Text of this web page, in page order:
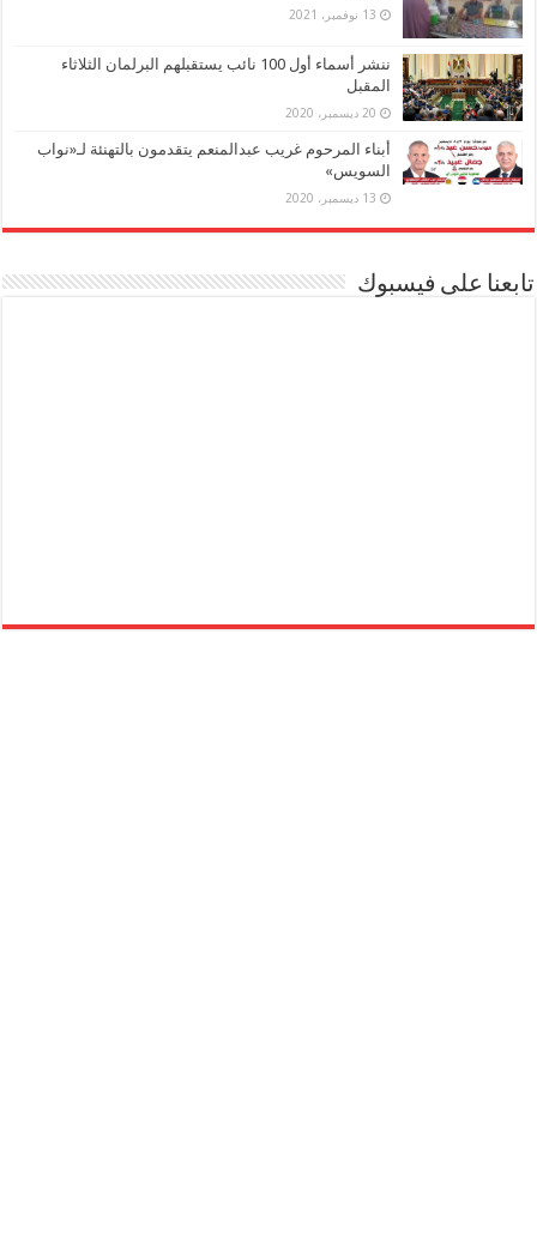
13 نوفمبر، 2021
ننشر أسماء أول 100 نائب يستقبلهم البرلمان الثلاثاء
المقبل
20 ديسمبر، 2020
أبناء المرحوم غريب عبدالمنعم يتقدمون بالتهنئة لـ«نواب
السويس»
13 ديسمبر، 2020
تابعنا على فيسبوك